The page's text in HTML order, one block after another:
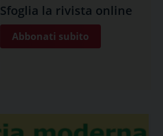
Sfoglia la rivista online
Abbonati subito